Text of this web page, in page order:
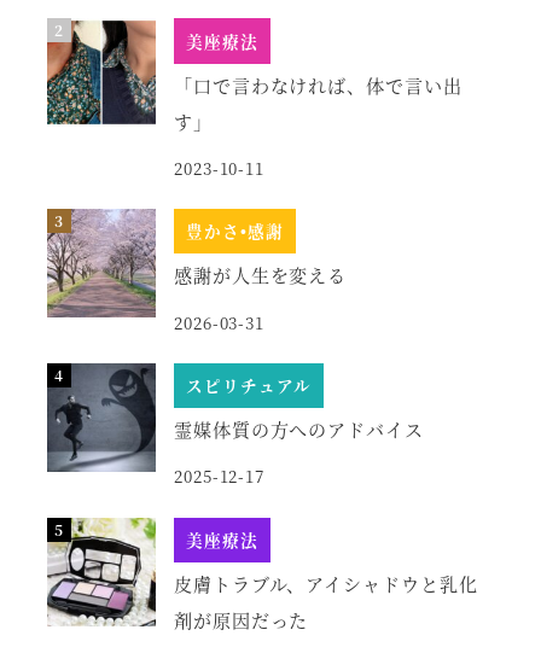
美座療法
「口で言わなければ、体で言い出
す」
2023-10-11
豊かさ•感謝
感謝が人生を変える
2026-03-31
スピリチュアル
霊媒体質の方へのアドバイス
2025-12-17
美座療法
皮膚トラブル、アイシャドウと乳化
剤が原因だった